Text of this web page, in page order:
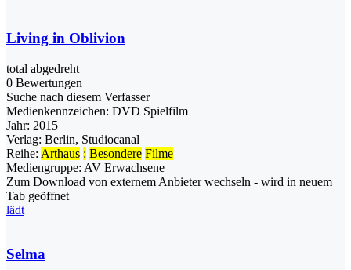
Living in Oblivion
total abgedreht
0 Bewertungen
Suche nach diesem Verfasser
Medienkennzeichen: DVD Spielfilm
Jahr: 2015
Verlag: Berlin, Studiocanal
Reihe: Arthaus : Besondere Filme
Mediengruppe: AV Erwachsene
Zum Download von externem Anbieter wechseln - wird in neuem
Tab geöffnet
lädt
Selma